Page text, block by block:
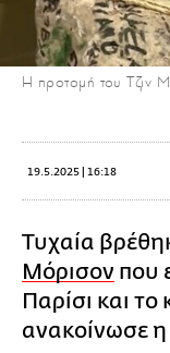
Η προτομή του Τζιν
19.5.2025 | 16:18
Τυχαία
Μόρισον που
Παρίσι και
ανακοίνωσε